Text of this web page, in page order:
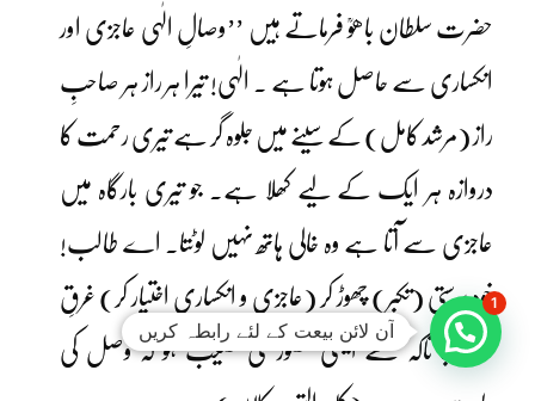
حضرت سلطان باھوؒ فرماتے ہیں ’’وصالِ الٰہی عاجزی اور
انکساری سے حاصل ہوتا ہے ۔ الٰہی! تیرا ہر راز ہر صاحبِ
راز (مرشد کامل) کے سینے میں جلوہ گر ہے تیری رحمت کا
دروازہ ہر ایک کے لیے کھلا ہے۔ جو تیری بارگاہ میں
عاجزی سے آتا ہے وہ خالی ہاتھ نہیں لوٹتا۔ اے طالب!
خود پرستی (تکبر) چھوڑ کر (عاجزی و انکساری اختیار کر) غرقِ
نور ہوجا تاکہ تجھے ایسی حضور ی نصیب ہو کہ وصل کی
آن لائن بیعت کے لئے رابطہ کریں
1